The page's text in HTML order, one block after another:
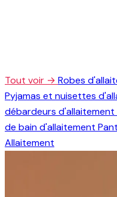
Tout voir → Robes
Pyjamas et nuisettes
débardeurs d'allaitement
de bain d'allaitement
Allaitement